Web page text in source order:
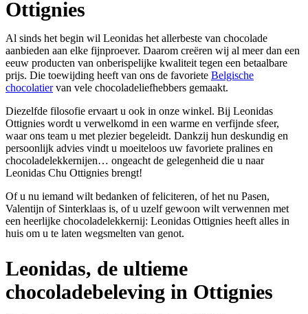
Ottignies
Al sinds het begin wil Leonidas het allerbeste van chocolade
aanbieden aan elke fijnproever. Daarom creëren wij al meer dan een
eeuw producten van onberispelijke kwaliteit tegen een betaalbare
prijs. Die toewijding heeft van ons de favoriete Belgische
chocolatiervan vele chocoladeliefhebbers gemaakt.
Diezelfde filosofie ervaart u ook in onze winkel. Bij Leonidas
Ottignies wordt u verwelkomd in een warme en verfijnde sfeer,
waar ons team u met plezier begeleidt. Dankzij hun deskundig en
persoonlijk advies vindt u moeiteloos uw favoriete pralines en
chocoladelekkernijen… ongeacht de gelegenheid die u naar
Leonidas Chu Ottignies brengt!
Of u nu iemand wilt bedanken of feliciteren, of het nu Pasen,
Valentijn of Sinterklaas is, of u uzelf gewoon wilt verwennen met
een heerlijke chocoladelekkernij: Leonidas Ottignies heeft alles in
huis om u te laten wegsmelten van genot.
Leonidas, de ultieme
chocoladebeleving in Ottignies